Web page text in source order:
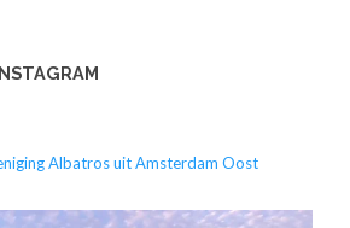
Albatros uit Amsterdam Oost